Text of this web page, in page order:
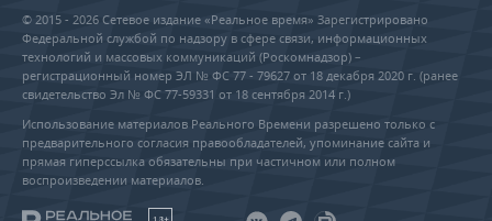
© 2015 - 2026 Сетевое издание «Реальное время» Зарегистрировано
Федеральной службой по надзору в сфере связи, информационных
технологий и массовых коммуникаций (Роскомнадзор) –
регистрационный номер ЭЛ № ФС 77 - 79627 от 18 декабря 2020 г. (ранее
свидетельство Эл № ФС 77-59331 от 18 сентября 2014 г.)
Использование материалов Реального Времени разрешено только с
предварительного согласия правообладателей, упоминание сайта и
прямая гиперссылка обязательны при частичном или полном
воспроизведении материалов.
18+